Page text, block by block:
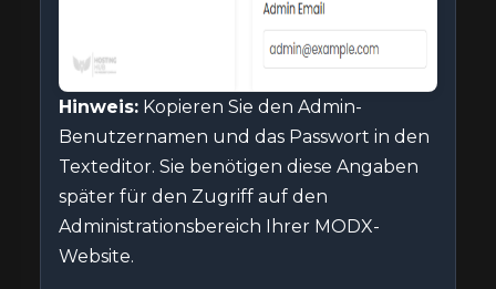
Hinweis: Kopieren Sie den Admin-
Benutzernamen und das Passwort in den
Texteditor. Sie benötigen diese Angaben
später für den Zugriff auf den
Administrationsbereich Ihrer MODX-
Website.